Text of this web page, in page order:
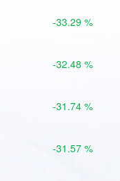
-33.29 %
-32.48 %
-31.74 %
-31.57 %